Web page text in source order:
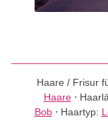
Haare / Frisur
Haare⋅
Bob⋅ Haartyp: